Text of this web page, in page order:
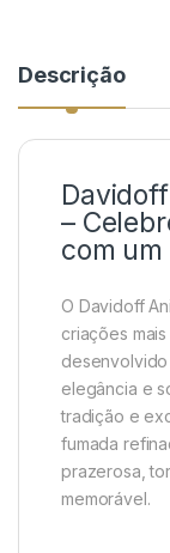
Descrição
–
com um
O Davidoff
criações
elegância e
tradição e
fumada
prazerosa,
memorável.